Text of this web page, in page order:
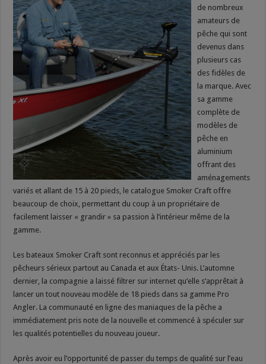
de nombreux
amateurs de
pêche qui sont
devenus dans
plusieurs cas
des fidèles de
la marque. Avec
sa gamme
complète de
modèles de
pêche en
aluminium
offrant des
aménagements
variés et allant de 15 à 20 pieds, le catalogue Smoker Craft offre
beaucoup de choix, permettant du coup à un propriétaire de
facilement laisser « grandir » sa passion à l’intérieur même de la
gamme.
Les bateaux Smoker Craft sont reconnus et appréciés par les
pêcheurs sérieux partout au Canada et aux États- Unis. L’automne
dernier, la compagnie a laissé filtrer sur internet qu’elle s’apprêtait à
lancer un tout nouveau modèle de 18 pieds dans sa gamme Pro
Angler. La communauté en ligne des maniaques de la pêche a
immédiatement pris note de la nouvelle et commencé à spéculer sur
les qualités potentielles du nouveau joueur.
Après avoir eu l’opportunité de passer du temps de qualité sur l’eau